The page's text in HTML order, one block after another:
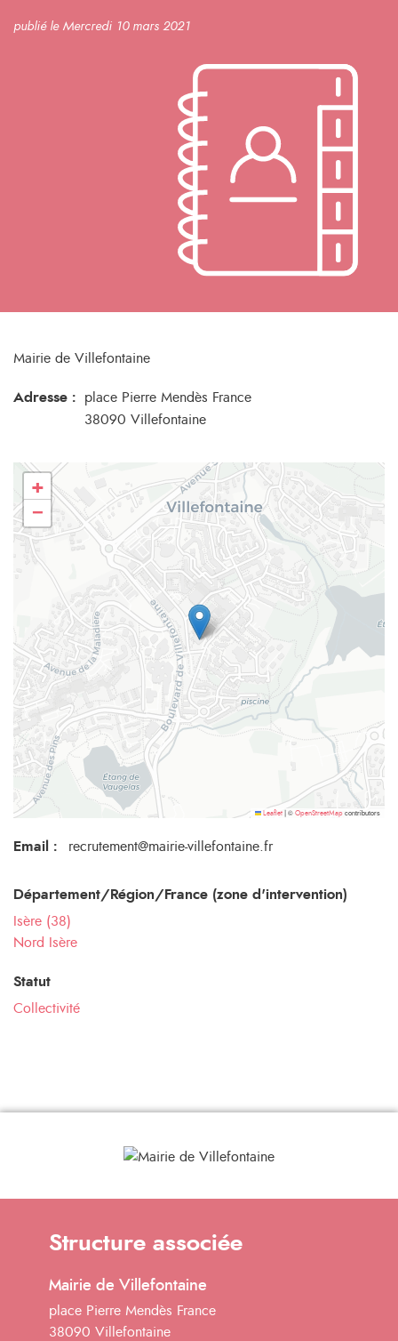
publié le Mercredi 10 mars 2021
Mairie de Villefontaine
Adresse :
place Pierre Mendès France
38090 Villefontaine
+
−
Leaflet © OpenStreetMap contributors
Email : recrutement@mairie-villefontaine.fr
Département/Région/France (zone d'intervention)
Isère (38)
Nord Isère
Statut
Collectivité
Structure associée
Mairie de Villefontaine
place Pierre Mendès France
38090 Villefontaine